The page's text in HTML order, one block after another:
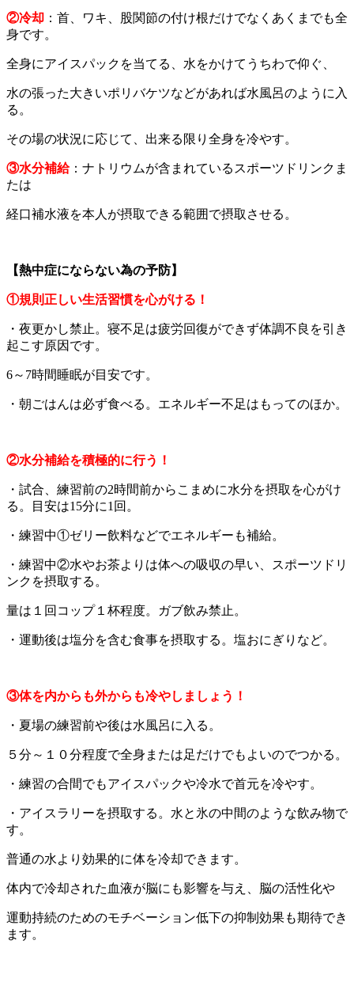
②冷却 ：首、ワキ、股関節の付け根だけでなくあくまでも全
身です。
全身にアイスパックを当てる、水をかけてうちわで仰ぐ、
水の張った大きいポリバケツなどがあれば水風呂のように入
る。
その場の状況に応じて、出来る限り全身を冷やす。
③水分補給：ナトリウムが含まれているスポーツドリンクま
たは
経口補水液を本人が摂取できる範囲で摂取させる。
【熱中症にならない為の予防】
①規則正しい生活習慣を心がける！
・夜更かし禁止。寝不足は疲労回復ができず体調不良を引き
起こす原因です。
6～7時間睡眠が目安です。
・朝ごはんは必ず食べる。エネルギー不足はもってのほか。
②水分補給を積極的に行う ！
・試合、練習前の2時間前からこまめに水分を摂取を心がけ
る。目安は15分に1回。
・練習中①ゼリー飲料などでエネルギーも補給。
・練習中②水やお茶よりは体への吸収の早い、スポーツドリ
ンクを摂取する。
量は１回コップ１杯程度。ガブ飲み禁止。
・運動後は塩分を含む食事を摂取する。塩おにぎりなど。
③体を内からも外からも冷やしましょう！
・夏場の練習前や後は水風呂に入る。
５分～１０分程度で全身または足だけでもよいのでつかる。
・練習の合間でもアイスパックや冷水で首元を冷やす。
・アイスラリーを摂取する。水と氷の中間のような飲み物で
す。
普通の水より効果的に体を冷却できます。
体内で冷却された血液が脳にも影響を与え、脳の活性化や
運動持続のためのモチベーション低下の抑制効果も期待でき
ます。